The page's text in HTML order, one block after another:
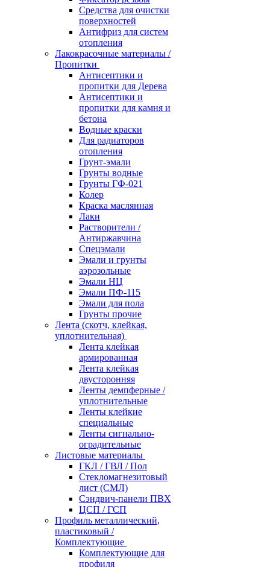
Средства для очистки
поверхностей
Антифриз для систем
отопления
Лакокрасочные материалы /
Пропитки
Антисептики и
пропитки для Дерева
Антисептики и
пропитки для камня и
бетона
Водные краски
Для радиаторов
отопления
Грунт-эмали
Грунты водные
Грунты ГФ-021
Колер
Краска маслянная
Лаки
Растворители /
Антиржавчина
Спецэмали
Эмали и грунты
аэрозольные
Эмали НЦ
Эмали ПФ-115
Эмали для пола
Грунты прочие
Лента (скотч, клейкая,
уплотнительная)
Лента клейкая
армированная
Лента клейкая
двусторонняя
Ленты демпферные /
уплотнительные
Ленты клейкие
специальные
Ленты сигнально-
оградительные
Листовые материалы
ГКЛ / ГВЛ / Пол
Стекломагнезитовый
лист (СМЛ)
Сэндвич-панели ПВХ
ЦСП / ГСП
Профиль металлический,
пластиковый /
Комплектующие
Комплектующие для
профиля